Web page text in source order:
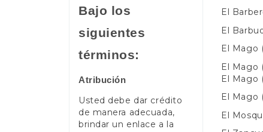
Bajo los
siguientes
términos:
Atribución
Usted debe dar crédito
de manera adecuada,
brindar un enlace a la
El
El
El Mago
El Mago
El Mago
El Mago
El